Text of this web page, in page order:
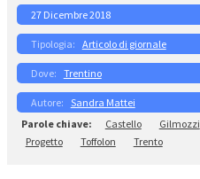
27 Dicembre 2018
Articolo di giornale
Trentino
Sandra Mattei
Castello
Gilmozzi
Progetto
Toffolon Trento